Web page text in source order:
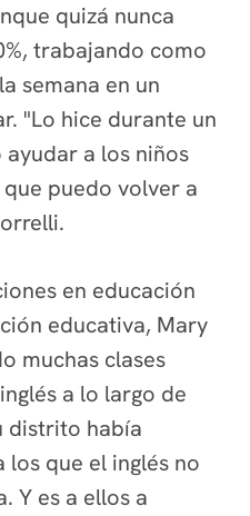
quizá nunca
trabajando como
semana en un
"Lo hice durante un
ayudar a los niños
puedo volver a
en educación
educativa, Mary
muchas clases
a lo largo de
distrito había
los que el inglés no
Y es a ellos a